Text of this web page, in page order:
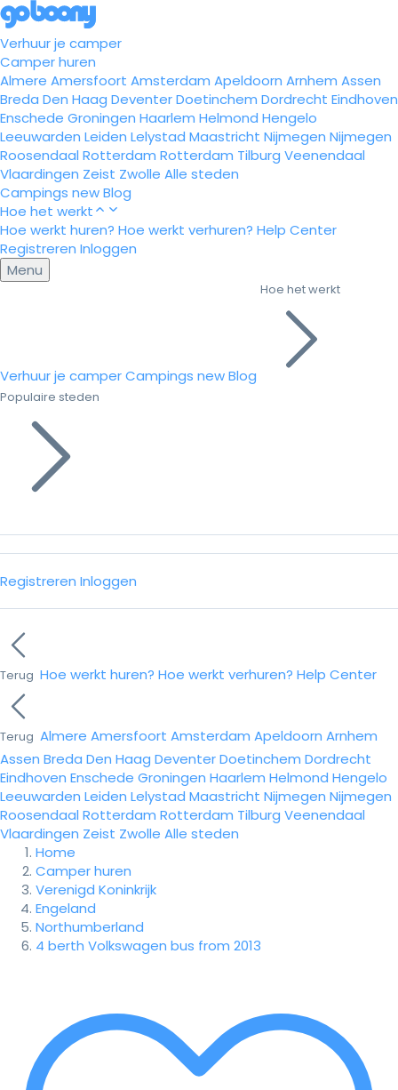
Verhuur je camper
Camper huren
Almere Amersfoort Amsterdam Apeldoorn Arnhem Assen
Breda Den Haag DeventerDoetinchem Dordrecht Eindhoven
Enschede Groningen Haarlem Helmond Hengelo
Leeuwarden Leiden Lelystad Maastricht Nijmegen Nijmegen
Roosendaal Rotterdam Rotterdam Tilburg Veenendaal
Vlaardingen Zeist Zwolle Alle steden
Campings newBlog
Hoe het werkt
Hoe werkt huren? Hoe werkt verhuren? Help Center
Registreren Inloggen
Menu
Verhuur je camperCampings newBlog
Hoe het werkt
Populaire steden
Registreren Inloggen
Terug Hoe werkt huren? Hoe werkt verhuren? Help Center
Terug Almere Amersfoort Amsterdam Apeldoorn Arnhem
Assen Breda Den Haag DeventerDoetinchem Dordrecht
Eindhoven Enschede Groningen Haarlem Helmond Hengelo
Leeuwarden Leiden Lelystad Maastricht Nijmegen Nijmegen
Roosendaal Rotterdam Rotterdam Tilburg Veenendaal
Vlaardingen Zeist Zwolle Alle steden
Home
Camper huren
Verenigd Koninkrijk
Engeland
Northumberland
4 berth Volkswagen bus from 2013